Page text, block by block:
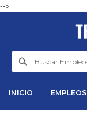
-->
INICIO EMPLEOS